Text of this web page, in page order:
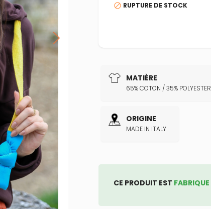
 RUPTURE DE STOCK
MATIÈRE
65% COTON / 35% POLYESTER
ORIGINE
MADE IN ITALY
CE PRODUIT EST FABRIQUE